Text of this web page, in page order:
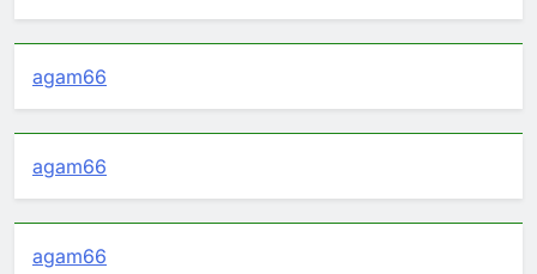
agam66
agam66
agam66